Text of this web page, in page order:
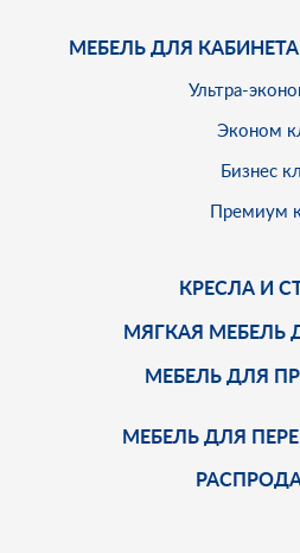
МЕБЕЛЬ ДЛЯ
Ультра-
Эконом
Бизнес
Премиум
КРЕСЛА И
МЯГКАЯ МЕБЕЛЬ
МЕБЕЛЬ ДЛЯ
МЕБЕЛЬ ДЛЯ